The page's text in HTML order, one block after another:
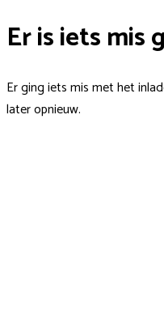
Er is iets mis
Er ging iets mis met het
later opnieuw.